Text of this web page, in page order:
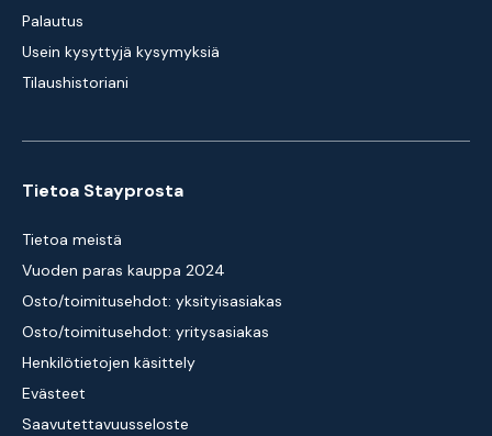
Palautus
Usein kysyttyjä kysymyksiä
Tilaushistoriani
Tietoa Stayprosta
Tietoa meistä
Vuoden paras kauppa 2024
Osto/toimitusehdot: yksityisasiakas
Osto/toimitusehdot: yritysasiakas
Henkilötietojen käsittely
Evästeet
Saavutettavuusseloste